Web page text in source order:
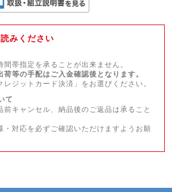
みください
間帯指定を承ることが出来ません。
荷等の手配はご入金確認後となります。
レジットカード決済」をお選びください。
て
前キャンセル、納品後のご返品は承ること
・対応を必ずご確認いただけますようお願